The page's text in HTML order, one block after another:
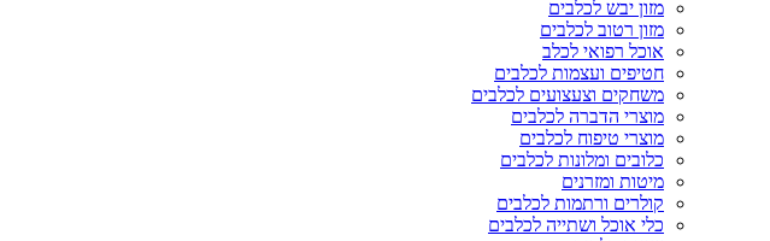
מזון יבש לכלבים
מזון רטוב לכלבים
אוכל רפואי לכלב
חטיפים ועצמות לכלבים
משחקים וצעצועים לכלבים
מוצרי הדברה לכלבים
מוצרי טיפוח לכלבים
כלובים ומלונות לכלבים
מיטות ומזרנים
קולרים ורתמות לכלבים
כלי אוכל ושתייה לכלבים